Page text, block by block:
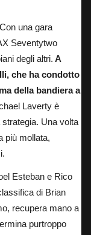
una gara
Seventytwo
degli altri. A
che ha condotto
della bandiera a
Laverty è
Una volta
più mollata,
Esteban e Rico
di Brian
recupera mano a
purtroppo